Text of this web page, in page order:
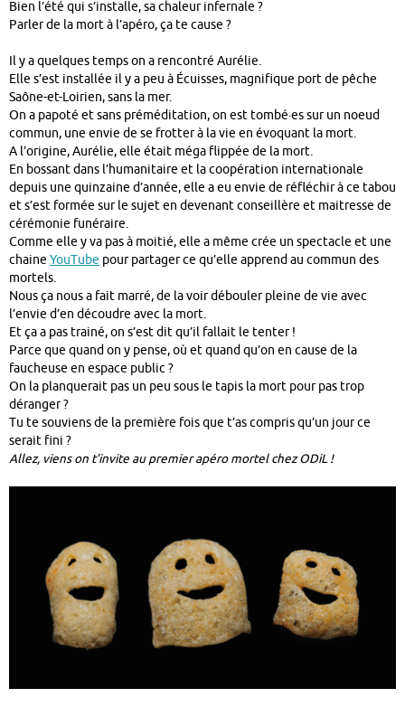
Bien l’été qui s’installe, sa chaleur infernale ?
Parler de la mort à l’apéro, ça te cause ?
Il y a quelques temps on a rencontré Aurélie.
Elle s’est installée il y a peu à Écuisses, magnifique port de pêche
Saône-et-Loirien, sans la mer.
On a papoté et sans préméditation, on est tombé·es sur un noeud
commun, une envie de se frotter à la vie en évoquant la mort.
A l’origine, Aurélie, elle était méga flippée de la mort.
En bossant dans l’humanitaire et la coopération internationale
depuis une quinzaine d’année, elle a eu envie de réfléchir à ce tabou
et s’est formée sur le sujet en devenant conseillère et maitresse de
cérémonie funéraire.
Comme elle y va pas à moitié, elle a même crée un spectacle et une
chaine YouTube pour partager ce qu’elle apprend au commun des
mortels.
Nous ça nous a fait marré, de la voir débouler pleine de vie avec
l’envie d’en découdre avec la mort.
Et ça a pas trainé, on s’est dit qu’il fallait le tenter !
Parce que quand on y pense, où et quand qu’on en cause de la
faucheuse en espace public ?
On la planquerait pas un peu sous le tapis la mort pour pas trop
déranger ?
Tu te souviens de la première fois que t’as compris qu’un jour ce
serait fini ?
Allez, viens on t’invite au premier apéro mortel chez ODiL !